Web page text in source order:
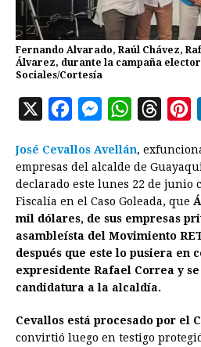
Fernando Alvarado, Raúl Chávez,
Álvarez, durante la campaña
Sociales/Cortesía
X
c
e
b
o
o
k
M
s
s
e
n
g
e
W
a
t
s
A
p
p
r
e
a
d
s
n
t
e
r
e
s
José Cevallos Avellán,
empresas del alcalde de
declarado este lunes 22 de junio
Fiscalía en el Caso Goleada, que
mil dólares, de sus empresas
asambleísta del Movimiento
después que este lo pusiera en
expresidente Rafael Correa y
candidatura a la alcaldía.
Cevallos está procesado por el
convirtió luego en testigo